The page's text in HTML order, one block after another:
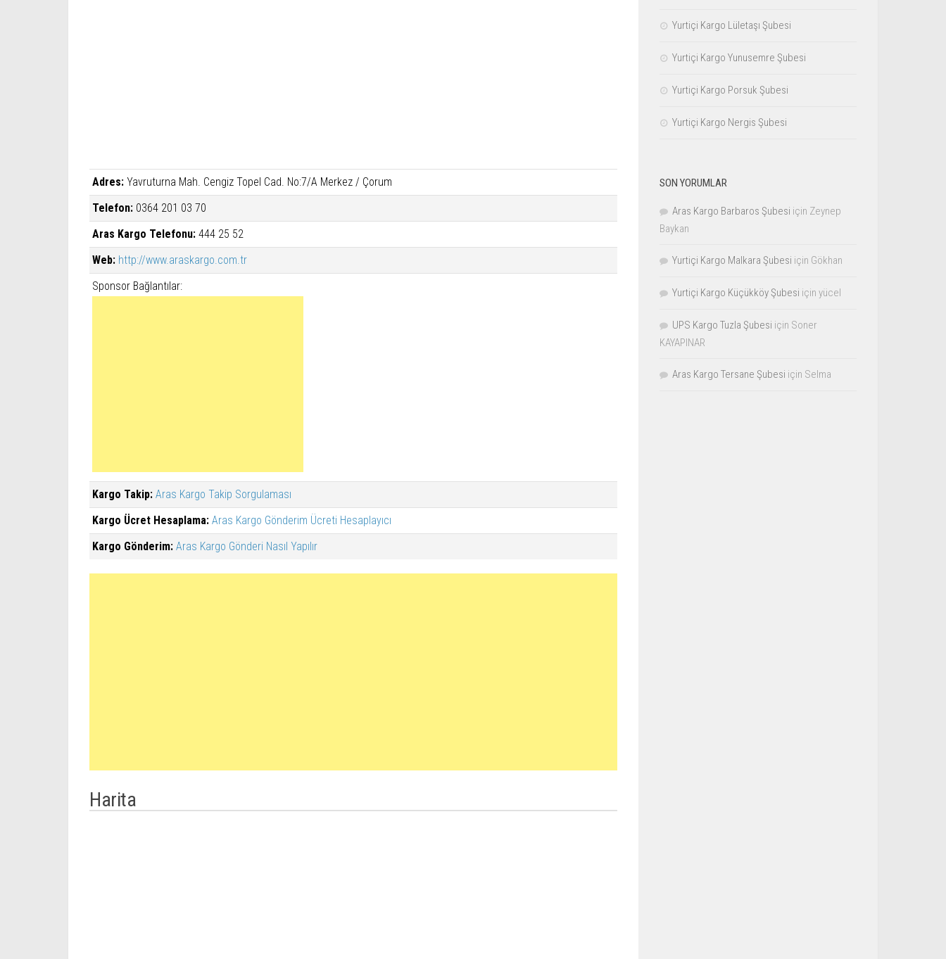
Adres: Yavruturna Mah. Cengiz Topel Cad. No:7/A Merkez / Çorum
Telefon: 0364 201 03 70
Aras Kargo Telefonu: 444 25 52
Web: http://www.araskargo.com.tr
Sponsor Bağlantılar:
Kargo Takip: Aras Kargo Takip Sorgulaması
Kargo Ücret Hesaplama: Aras Kargo Gönderim Ücreti Hesaplayıcı
Kargo Gönderim: Aras Kargo Gönderi Nasıl Yapılır
Harita
Yurtiçi Kargo Lületaşı Şubesi
Yurtiçi Kargo Yunusemre Şubesi
Yurtiçi Kargo Porsuk Şubesi
Yurtiçi Kargo Nergis Şubesi
SON YORUMLAR
Aras Kargo Barbaros Şubesi için Zeynep
Baykan
Yurtiçi Kargo Malkara Şubesi için Gökhan
Yurtiçi Kargo Küçükköy Şubesi için yücel
UPS Kargo Tuzla Şubesi için Soner
KAYAPINAR
Aras Kargo Tersane Şubesi için Selma